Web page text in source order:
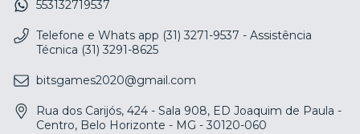
553132719537
Telefone e Whats app (31) 3271-9537 - Assistência
Técnica (31) 3291-8625
bitsgames2020@gmail.com
Rua dos Carijós, 424 - Sala 908, ED Joaquim de Paula -
Centro, Belo Horizonte - MG - 30120-060